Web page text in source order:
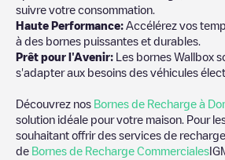
suivre votre consommation.
Haute Performance: Accélérez vos
à des bornes puissantes et durables.
Prêt pour l'Avenir: Les bornes Wallbox
s'adapter aux besoins des véhicules
Découvrez nos Bornes de Recharge à
solution idéale pour votre maison. Pour
souhaitant offrir des services de
de Bornes de Recharge Commerciales